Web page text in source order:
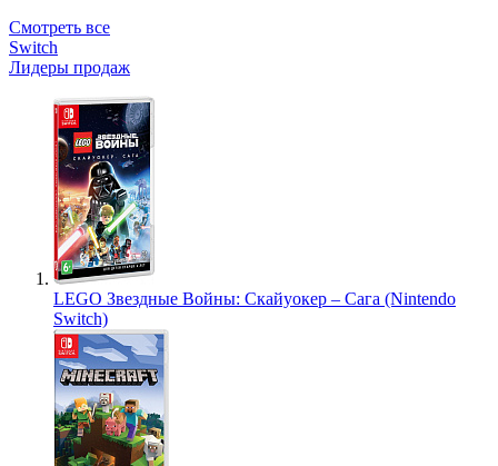
Смотреть все
Switch
Лидеры продаж
LEGO Звездные Войны: Скайуокер – Сага (Nintendo
Switch)